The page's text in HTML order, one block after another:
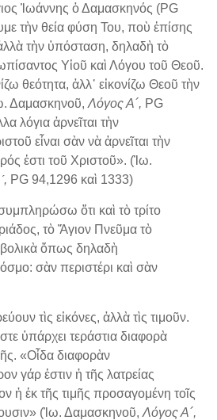
Ἰωάννης ὁ Δαμασκηνός (PG
τὴν θεία φύση Του, ποὺ ἐπίσης
τὴν ὑπόσταση, δηλαδὴ τὸ
Υἱοῦ καὶ Λόγου τοῦ Θεοῦ.
θεότητα, ἀλλ᾽ εἰκονίζω Θεοῦ τὴν
Δαμασκηνοῦ, Λόγος Α´, PG
λόγια ἀρνεῖται τὴν
εἶναι σὰν νὰ ἀρνεῖται τὴν
ἐστι τοῦ Χριστοῦ». (Ἰω.
PG 94,1296 καὶ 1333)
ὅτι καὶ τὸ τρίτο
τὸ Ἅγιον Πνεῦμα τὸ
ὅπως δηλαδὴ
σὰν περιστέρι καὶ σὰν
τὶς εἰκόνες, ἀλλὰ τὶς τιμοῦν.
ὑπάρχει τεράστια διαφορὰ
«Οἶδα διαφορὰν
γάρ ἐστιν ἡ τῆς λατρείας
ἡ ἐκ τῆς τιμῆς προσαγομένη τοῖς
(Ἰω. Δαμασκηνοῦ, Λόγος Α´,